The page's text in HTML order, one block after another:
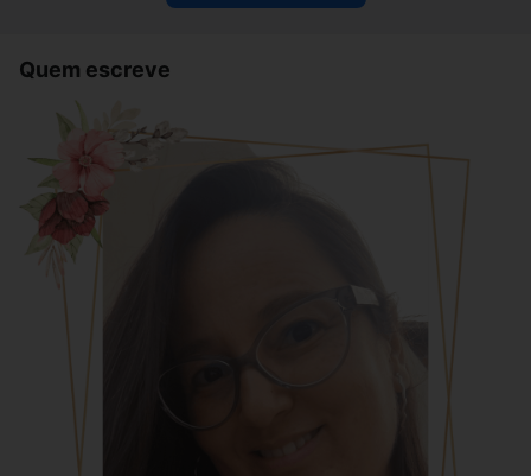
Quem escreve